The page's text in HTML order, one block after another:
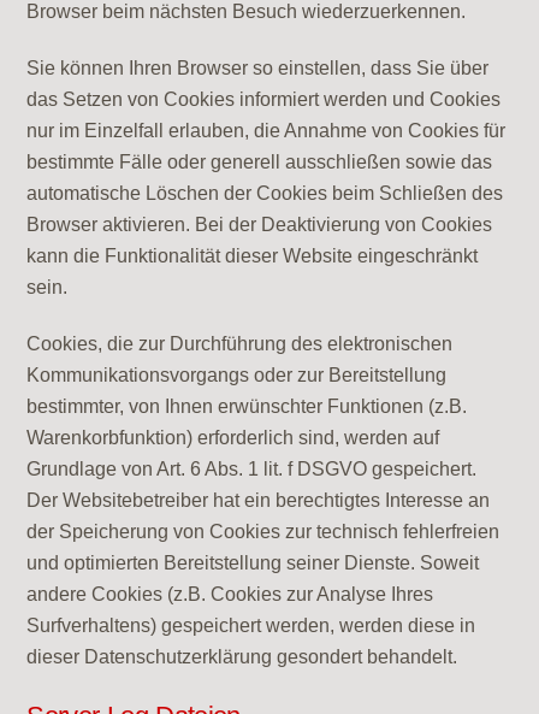
Browser beim nächsten Besuch wiederzuerkennen.
Sie können Ihren Browser so einstellen, dass Sie über
das Setzen von Cookies informiert werden und Cookies
nur im Einzelfall erlauben, die Annahme von Cookies für
bestimmte Fälle oder generell ausschließen sowie das
automatische Löschen der Cookies beim Schließen des
Browser aktivieren. Bei der Deaktivierung von Cookies
kann die Funktionalität dieser Website eingeschränkt
sein.
Cookies, die zur Durchführung des elektronischen
Kommunikationsvorgangs oder zur Bereitstellung
bestimmter, von Ihnen erwünschter Funktionen (z.B.
Warenkorbfunktion) erforderlich sind, werden auf
Grundlage von Art. 6 Abs. 1 lit. f DSGVO gespeichert.
Der Websitebetreiber hat ein berechtigtes Interesse an
der Speicherung von Cookies zur technisch fehlerfreien
und optimierten Bereitstellung seiner Dienste. Soweit
andere Cookies (z.B. Cookies zur Analyse Ihres
Surfverhaltens) gespeichert werden, werden diese in
dieser Datenschutzerklärung gesondert behandelt.